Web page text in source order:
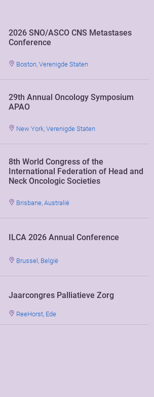
2026 SNO/ASCO CNS Metastases
Conference
Boston, Verenigde Staten
29th Annual Oncology Symposium
APAO
New York, Verenigde Staten
8th World Congress of the
International Federation of Head and
Neck Oncologic Societies
Brisbane, Australië
ILCA 2026 Annual Conference
Brussel, België
Jaarcongres Palliatieve Zorg
ReeHorst, Ede